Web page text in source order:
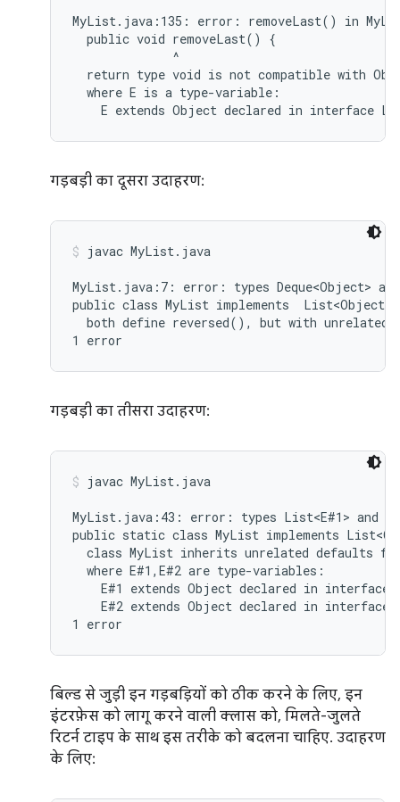
MyList.java:135: error: removeLast() in
  public void removeLast() {
              ^
return type void is not compatible with
  where E is a type-variable:
गड़बड़ी का दूसरा उदाहरण:
javac MyList.java
MyList.java:7: error: types Deque<Object>
public class MyList implements  List<Object>,
both define reversed(), but with unrelated
गड़बड़ी का तीसरा उदाहरण:
javac MyList.java
MyList.java:43: error: types List<E#1> and
public static class MyList implements
class MyList inherits unrelated defaults
  where E#1,E#2 are type-variables:
E#1 extends Object declared in interface
E#2 extends Object declared in interface
बिल्ड से जुड़ी इन गड़बड़ियों को ठीक करने के लिए, इन
इंटरफ़ेस को लागू करने वाली क्लास को, मिलते-जुलते
रिटर्न टाइप के साथ इस तरीके को बदलना चाहिए. उदाहरण
के लिए: